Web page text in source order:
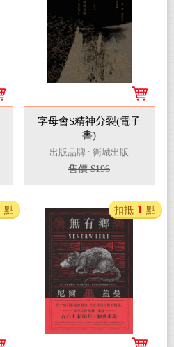
字母會S精神分裂(電子
書)
出版品牌 : 衛城出版
售價 $196
點 扣抵 1 點